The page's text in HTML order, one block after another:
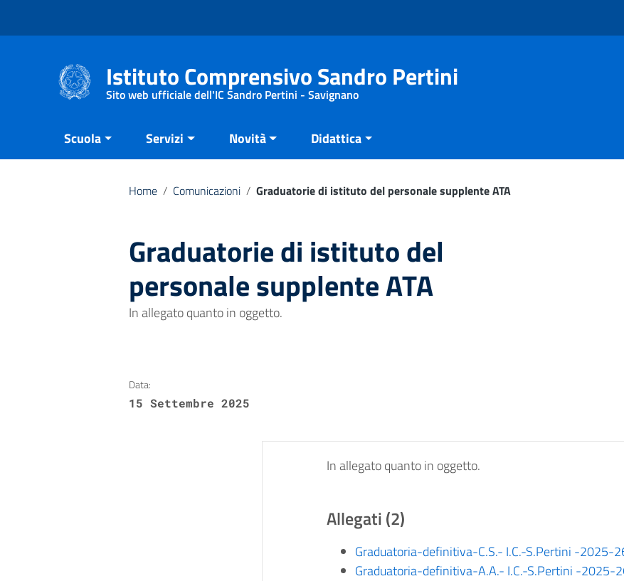
Istituto Comprensivo Sandro Pertini
Sito web ufficiale dell'IC Sandro Pertini - Savignano
Scuola Servizi Novità Didattica
Home / Comunicazioni / Graduatorie di istituto del personale supplente ATA
Graduatorie di istituto del
personale supplente ATA
In allegato quanto in oggetto.
Data:
15 Settembre 2025
In allegato quanto in oggetto.
Allegati (2)
Graduatoria-definitiva-C.S.- I.C.-S.Pertini -2025-
Graduatoria-definitiva-A.A.- I.C.-S.Pertini -2025-